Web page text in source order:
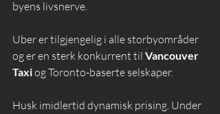
byens livsnerve.
Uber er tilgjengelig i alle storbyområder
og er en sterk konkurrent til Vancouver
Taxi og Toronto-baserte selskaper.
Husk imidlertid dynamisk prising. Under